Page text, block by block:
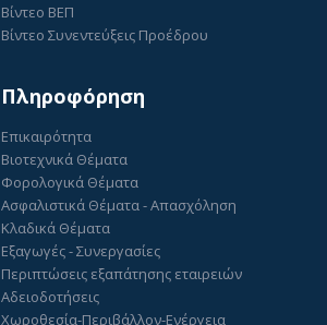
Βίντεο ΒΕΠ
Βίντεο Συνεντεύξεις Προέδρου
Πληροφόρηση
Επικαιρότητα
Βιοτεχνικά Θέματα
Φορολογικά Θέματα
Ασφαλιστικά Θέματα - Απασχόληση
Κλαδικά Θέματα
Εξαγωγές - Συνεργασίες
Περιπτώσεις εξαπάτησης εταιρειών
Αδειοδοτήσεις
Χωροθεσία-Περιβάλλον-Ενέργεια